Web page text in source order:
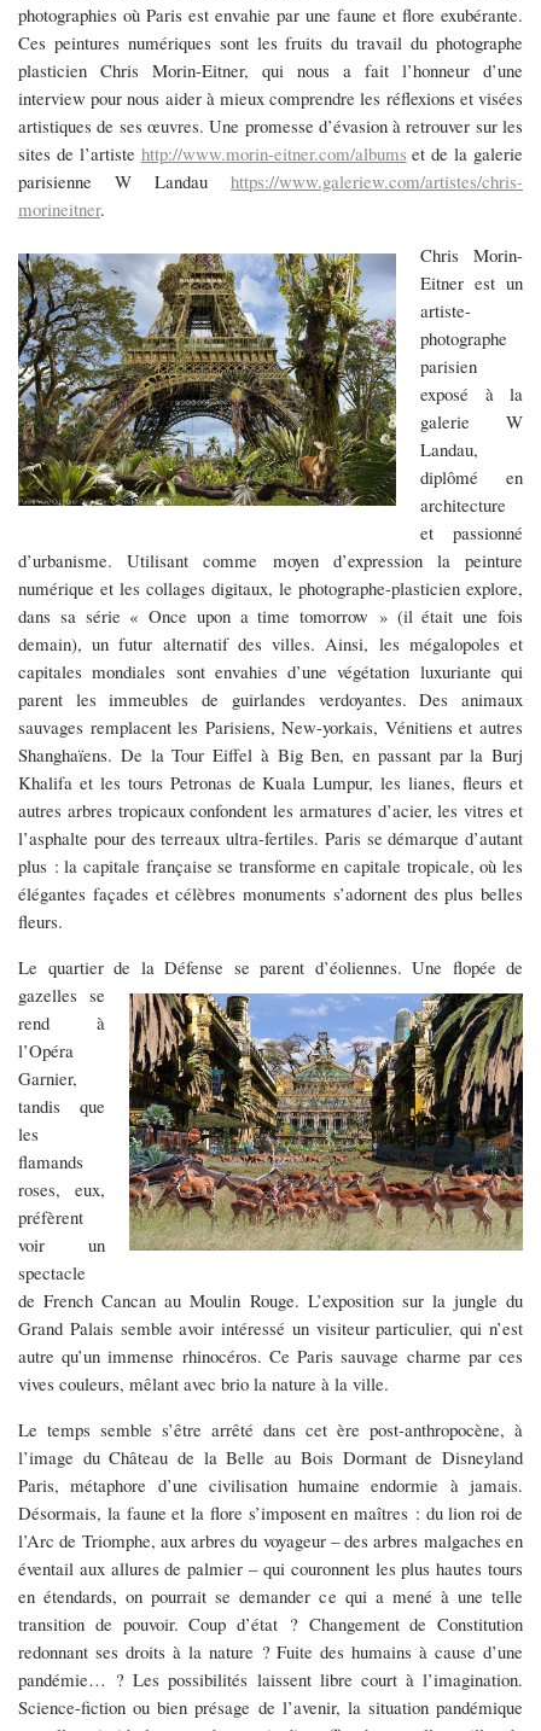
photographies où Paris est envahie par une faune et flore exubérante.
Ces peintures numériques sont les fruits du travail du photographe
plasticien Chris Morin-Eitner, qui nous a fait l’honneur d’une
interview pour nous aider à mieux comprendre les réflexions et visées
artistiques de ses œuvres. Une promesse d’évasion à retrouver sur les
sites de l’artiste http://www.morin-eitner.com/albums et de la galerie
parisienne W Landau https://www.galeriew.com/artistes/chris-
morineitner.
Chris Morin-
Eitner est un
artiste-
photographe
parisien
exposé à la
galerie W
Landau,
diplômé en
architecture
et passionné
d’urbanisme. Utilisant comme moyen d’expression la peinture
numérique et les collages digitaux, le photographe-plasticien explore,
dans sa série « Once upon a time tomorrow » (il était une fois
demain), un futur alternatif des villes. Ainsi, les mégalopoles et
capitales mondiales sont envahies d’une végétation luxuriante qui
parent les immeubles de guirlandes verdoyantes. Des animaux
sauvages remplacent les Parisiens, New-yorkais, Vénitiens et autres
Shanghaïens. De la Tour Eiffel à Big Ben, en passant par la Burj
Khalifa et les tours Petronas de Kuala Lumpur, les lianes, fleurs et
autres arbres tropicaux confondent les armatures d’acier, les vitres et
l’asphalte pour des terreaux ultra-fertiles. Paris se démarque d’autant
plus : la capitale française se transforme en capitale tropicale, où les
élégantes façades et célèbres monuments s’adornent des plus belles
fleurs.
Le quartier de la Défense se parent d’éoliennes. Une flopée de
gazelles se
rend à
l’Opéra
Garnier,
tandis que
les
flamands
roses, eux,
préfèrent
voir un
spectacle
de French Cancan au Moulin Rouge. L’exposition sur la jungle du
Grand Palais semble avoir intéressé un visiteur particulier, qui n’est
autre qu’un immense rhinocéros. Ce Paris sauvage charme par ces
vives couleurs, mêlant avec brio la nature à la ville.
Le temps semble s’être arrêté dans cet ère post-anthropocène, à
l’image du Château de la Belle au Bois Dormant de Disneyland
Paris, métaphore d’une civilisation humaine endormie à jamais.
Désormais, la faune et la flore s’imposent en maîtres : du lion roi de
l’Arc de Triomphe, aux arbres du voyageur – des arbres malgaches en
éventail aux allures de palmier – qui couronnent les plus hautes tours
en étendards, on pourrait se demander ce qui a mené à une telle
transition de pouvoir. Coup d’état ? Changement de Constitution
redonnant ses droits à la nature ? Fuite des humains à cause d’une
pandémie… ? Les possibilités laissent libre court à l’imagination.
Science-fiction ou bien présage de l’avenir, la situation pandémique